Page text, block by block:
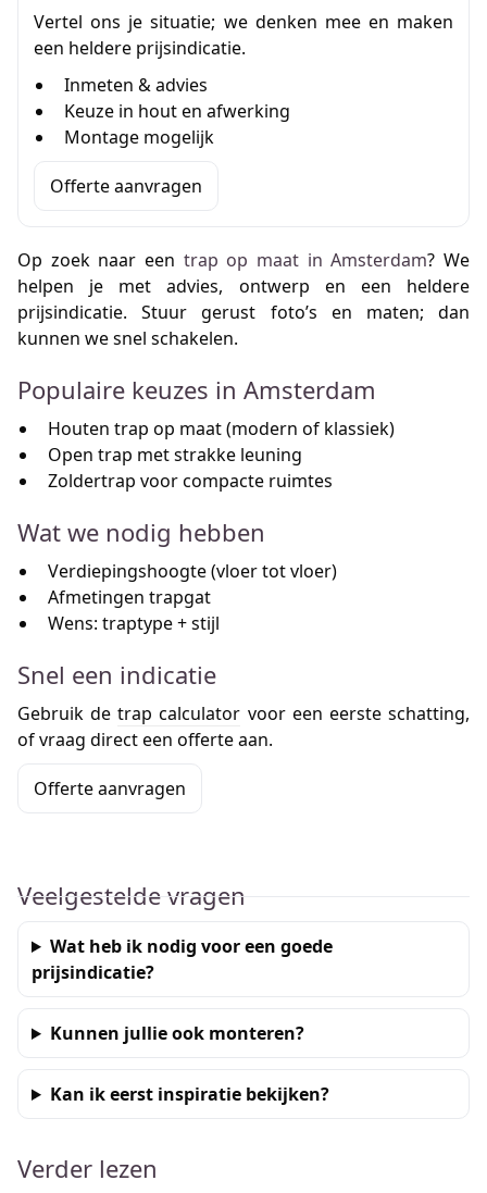
Vertel ons je situatie; we denken mee en maken
een heldere prijsindicatie.
Inmeten & advies
Keuze in hout en afwerking
Montage mogelijk
Offerte aanvragen
Op zoek naar een trap op maat in Amsterdam? We
helpen je met advies, ontwerp en een heldere
prijsindicatie. Stuur gerust foto’s en maten; dan
kunnen we snel schakelen.
Populaire keuzes in Amsterdam
Houten trap op maat (modern of klassiek)
Open trap met strakke leuning
Zoldertrap voor compacte ruimtes
Wat we nodig hebben
Verdiepingshoogte (vloer tot vloer)
Afmetingen trapgat
Wens: traptype + stijl
Snel een indicatie
Gebruik detrap calculator voor een eerste schatting,
of vraag direct een offerte aan.
Offerte aanvragen
Veelgestelde vragen
Wat heb ik nodig voor een goede
prijsindicatie?
Kunnen jullie ook monteren?
Kan ik eerst inspiratie bekijken?
Verder lezen